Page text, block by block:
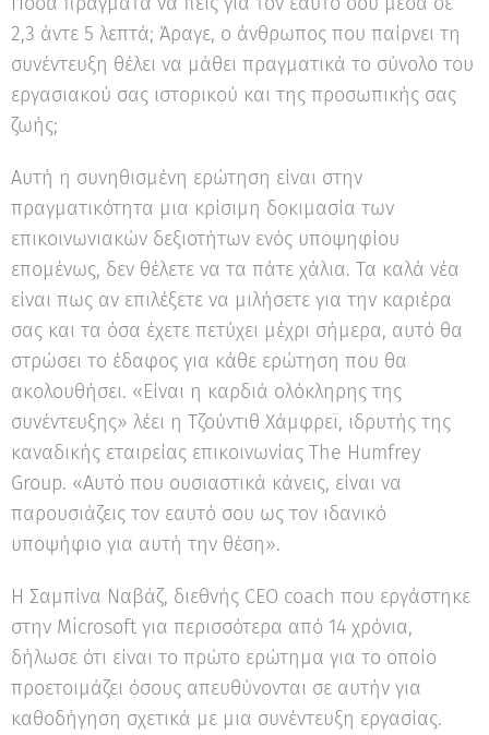
2,3 άντε 5 λεπτά; Άραγε, ο άνθρωπος που παίρνει τη
συνέντευξη θέλει να μάθει πραγματικά το σύνολο του
εργασιακού σας ιστορικού και της προσωπικής σας
ζωής;
Αυτή η συνηθισμένη ερώτηση είναι στην
πραγματικότητα μια κρίσιμη δοκιμασία των
επικοινωνιακών δεξιοτήτων ενός υποψηφίου
επομένως, δεν θέλετε να τα πάτε χάλια. Τα καλά νέα
είναι πως αν επιλέξετε να μιλήσετε για την καριέρα
σας και τα όσα έχετε πετύχει μέχρι σήμερα, αυτό θα
στρώσει το έδαφος για κάθε ερώτηση που θα
ακολουθήσει. «Είναι η καρδιά ολόκληρης της
συνέντευξης» λέει η Τζούντιθ Χάμφρεϊ, ιδρυτής της
καναδικής εταιρείας επικοινωνίας The Humfrey
Group. «Αυτό που ουσιαστικά κάνεις, είναι να
παρουσιάζεις τον εαυτό σου ως τον ιδανικό
υποψήφιο για αυτή την θέση».
Η Σαμπίνα Ναβάζ, διεθνής CEO coach που εργάστηκε
στην Microsoft για περισσότερα από 14 χρόνια,
δήλωσε ότι είναι το πρώτο ερώτημα για το οποίο
προετοιμάζει όσους απευθύνονται σε αυτήν για
καθοδήγηση σχετικά με μια συνέντευξη εργασίας.